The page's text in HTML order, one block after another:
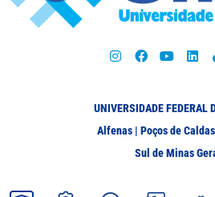
UNIVERSIDADE FEDERAL
Alfenas | Poços de
Sul de Minas